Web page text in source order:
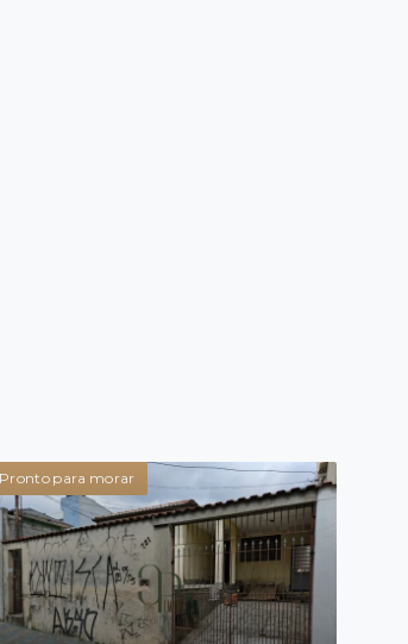
Pronto para morar